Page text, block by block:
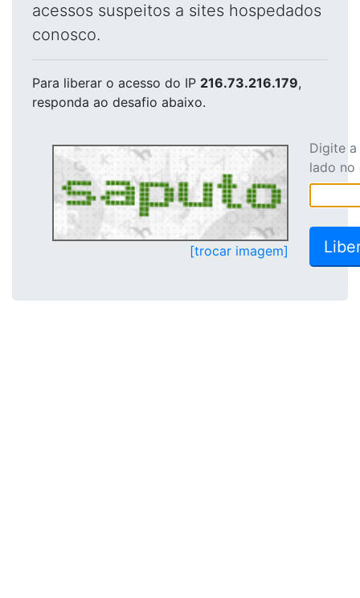
acessos suspeitos a sites hospedados
conosco.
Para liberar o acesso do IP 216.73.216.179,
responda ao desafio abaixo.
[trocar imagem]
Digite
lado no